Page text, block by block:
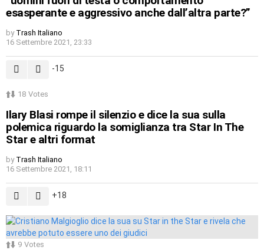
esasperante e aggressivo anche dall’altra parte?”
by Trash Italiano
16 Settembre 2021, 23:33
-15
18 Votes
Ilary Blasi rompe il silenzio e dice la sua sulla
polemica riguardo la somiglianza tra Star In The
Star e altri format
by Trash Italiano
16 Settembre 2021, 18:11
18
9 Votes